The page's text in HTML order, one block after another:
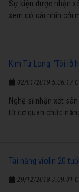
Sự kiện được nhận
xem có cái nhìn cởi
Kim Tử Long: 'Tôi lỗ
02/01/2019 5:06:17
Nghệ sĩ nhận xét
từ cơ quan chức
Tài năng violin 20
29/12/2018 7:09:01